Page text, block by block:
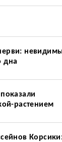
дна
растением